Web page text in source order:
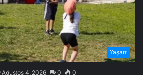
Yaşam
Ağustos 4, 2026 0 0